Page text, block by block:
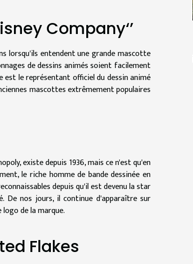
Company‘’
lorsqu'ils entendent une grande mascotte
de dessins animés soient facilement
le représentant officiel du dessin animé
mascottes extrêmement populaires
existe depuis 1936, mais ce n'est qu'en
le riche homme de bande dessinée en
depuis qu'il est devenu la star
De nos jours, il continue d'apparaître sur
de la marque.
Flakes